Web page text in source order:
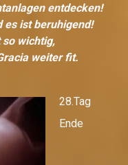
entdecken!
es ist beruhigend!
so wichtig,
weiter fit.
28.Tag
Ende